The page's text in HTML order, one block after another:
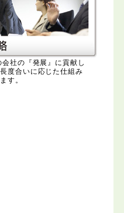
社の『発展』に貢献し
度合いに応じた仕組み
す。